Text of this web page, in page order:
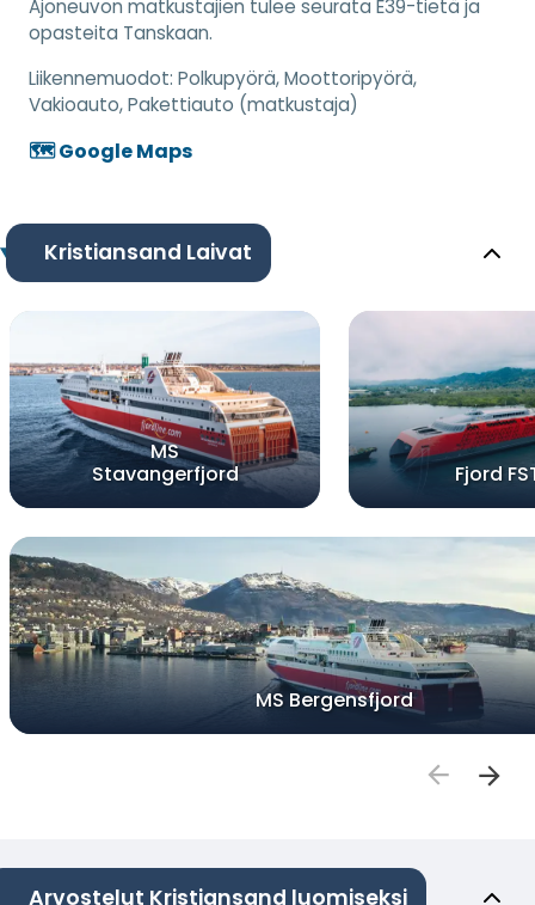
Ajoneuvon matkustajien tulee seurata E39-tietä ja
opasteita Tanskaan.
Liikennemuodot: Polkupyörä, Moottoripyörä,
Vakioauto, Pakettiauto (matkustaja)
🗺️ Google Maps
Kristiansand Laivat
MS
Stavangerfjord
Fjord
MS Bergensfjord
Arvostelut Kristiansand luomiseksi